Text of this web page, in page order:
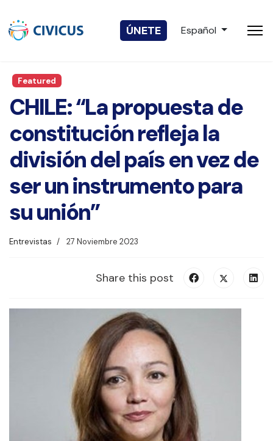
ÚNETE Seleccione su
Español
Featured
CHILE: “La propuesta de
constitución refleja la
división del país en vez de
ser un instrumento para
su unión”
Entrevistas 27 Noviembre 2023
Share this post